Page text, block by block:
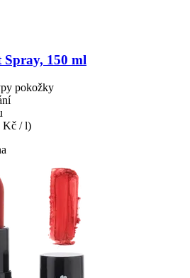
Spray, 150 ml
pokožky
Kč / l)